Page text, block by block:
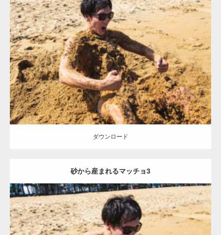
Update:2021.07.8
Category:海のマッチョ オレンジの人 AKIHITO(細マッチョ)
ダウンロード
ダウンロード
砂から産まれるマッチョ3
Update:2021.07.8